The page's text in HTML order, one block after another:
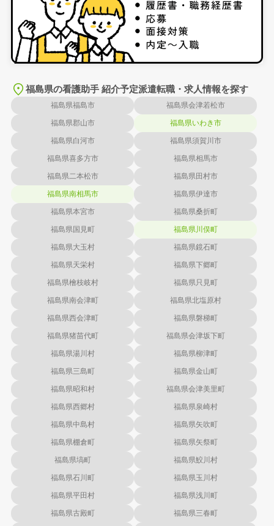
福島県の看護助手 紹介予定派遣転職・求人情報を探す
福島県福島市 福島県会津若松市
福島県郡山市 福島県いわき市
福島県白河市 福島県須賀川市
福島県喜多方市 福島県相馬市
福島県二本松市 福島県田村市
福島県南相馬市 福島県伊達市
福島県本宮市 福島県桑折町
福島県国見町 福島県川俣町
福島県大玉村 福島県鏡石町
福島県天栄村 福島県下郷町
福島県檜枝岐村 福島県只見町
福島県南会津町 福島県北塩原村
福島県西会津町 福島県磐梯町
福島県猪苗代町 福島県会津坂下町
福島県湯川村 福島県柳津町
福島県三島町 福島県金山町
福島県昭和村 福島県会津美里町
福島県西郷村 福島県泉崎村
福島県中島村 福島県矢吹町
福島県棚倉町 福島県矢祭町
福島県塙町 福島県鮫川村
福島県石川町 福島県玉川村
福島県平田村 福島県浅川町
福島県古殿町 福島県三春町